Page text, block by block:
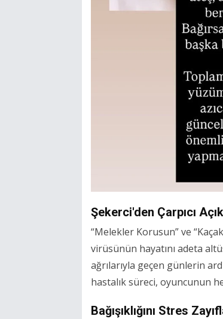
Şekerci'den Çarpıcı
“Melekler Korusun” ve
virüsünün hayatını adeta
ağrılarıyla geçen günlerin
hastalık süreci, oyuncunun
Bağışıklığını Stres